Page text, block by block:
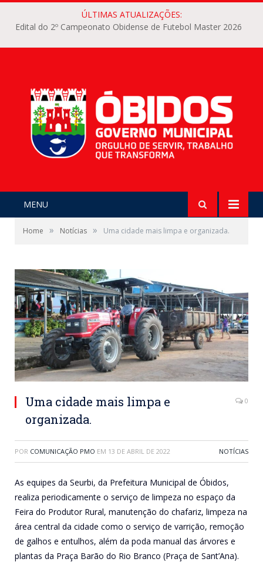
ÚLTIMAS ATUALIZAÇÕES:
Edital do 2º Campeonato Obidense de Futebol Master 2026
MENU
Home » Notícias » Uma cidade mais limpa e organizada.
Uma cidade mais limpa e
organizada.
0
POR COMUNICAÇÃO PMO EM 13 DE ABRIL DE 2022 NOTÍCIAS
As equipes da Seurbi, da Prefeitura Municipal de Óbidos,
realiza periodicamente o serviço de limpeza no espaço da
Feira do Produtor Rural, manutenção do chafariz, limpeza na
área central da cidade como o serviço de varrição, remoção
de galhos e entulhos, além da poda manual das árvores e
plantas da Praça Barão do Rio Branco (Praça de Sant’Ana).